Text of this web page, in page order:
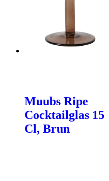
Muubs Ripe
Cocktailglas 15
Cl, Brun